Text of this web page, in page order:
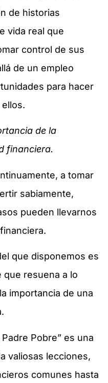
de historias
vida real que
control de sus
de un empleo
para hacer
de la
financiera.
a tomar
sabiamente,
pueden llevarnos
que disponemos es
que resuena a lo
importancia de una
Pobre” es una
valiosas lecciones,
comunes hasta